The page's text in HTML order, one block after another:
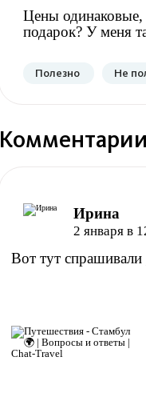
Цены одинаковые,
подарок? У меня
Полезно Не
Комментарии
Ирина
2 января в
Вот тут спрашивали